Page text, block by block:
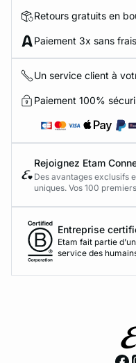
Retours gratuits en
Paiement 3x sans
Un service client à
Paiement 100%
Rejoignez Etam
Des avantages exclusifs
uniques. Vos 100
Entreprise
Etam fait partie
service des